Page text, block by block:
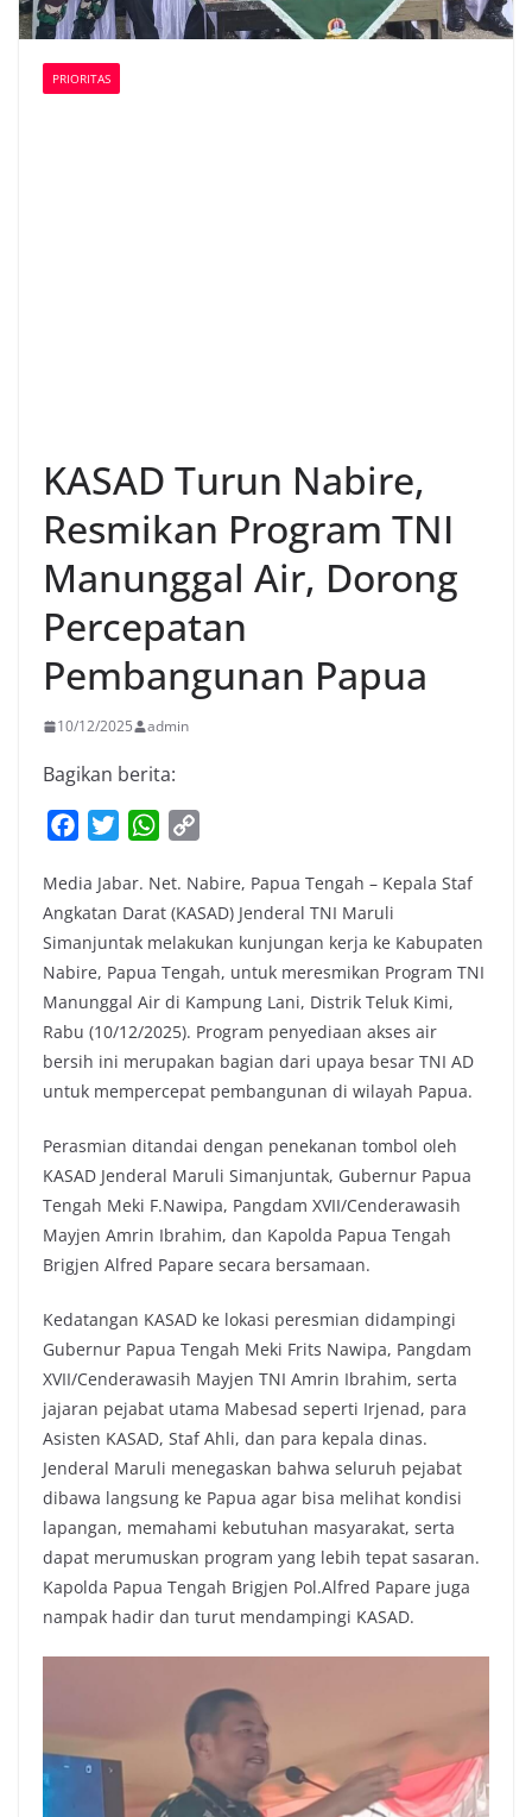
PRIORITAS
KASAD Turun Nabire,
Resmikan Program TNI
Manunggal Air, Dorong
Percepatan
Pembangunan Papua
10/12/2025 admin
Bagikan berita:
c
e
b
o
o
k
i
t
t
e
r
W
a
t
s
A
p
p
p
y
L
i
n
k
Media Jabar. Net. Nabire, Papua Tengah – Kepala Staf
Angkatan Darat (KASAD) Jenderal TNI Maruli
Simanjuntak melakukan kunjungan kerja ke Kabupaten
Nabire, Papua Tengah, untuk meresmikan Program TNI
Manunggal Air di Kampung Lani, Distrik Teluk Kimi,
Rabu (10/12/2025). Program penyediaan akses air
bersih ini merupakan bagian dari upaya besar TNI AD
untuk mempercepat pembangunan di wilayah Papua.
Perasmian ditandai dengan penekanan tombol oleh
KASAD Jenderal Maruli Simanjuntak, Gubernur Papua
Tengah Meki F.Nawipa, Pangdam XVII/Cenderawasih
Mayjen Amrin Ibrahim, dan Kapolda Papua Tengah
Brigjen Alfred Papare secara bersamaan.
Kedatangan KASAD ke lokasi peresmian didampingi
Gubernur Papua Tengah Meki Frits Nawipa, Pangdam
XVII/Cenderawasih Mayjen TNI Amrin Ibrahim, serta
jajaran pejabat utama Mabesad seperti Irjenad, para
Asisten KASAD, Staf Ahli, dan para kepala dinas.
Jenderal Maruli menegaskan bahwa seluruh pejabat
dibawa langsung ke Papua agar bisa melihat kondisi
lapangan, memahami kebutuhan masyarakat, serta
dapat merumuskan program yang lebih tepat sasaran.
Kapolda Papua Tengah Brigjen Pol.Alfred Papare juga
nampak hadir dan turut mendampingi KASAD.